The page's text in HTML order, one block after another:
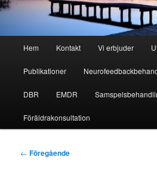
Hem Kontakt Vi erbjuder
Publikationer
DBR EMDR
Föräldrakonsultation
Inläggsnavigering
← Föregående